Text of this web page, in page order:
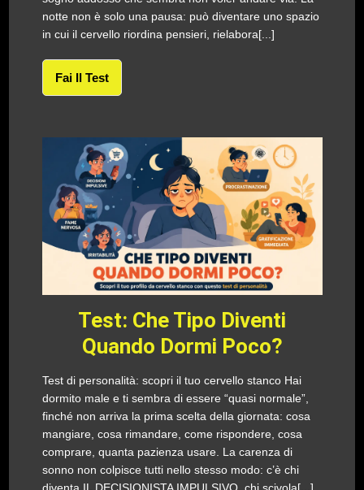
notte non è solo una pausa: può diventare uno spazio
in cui il cervello riordina pensieri, rielabora[...]
Fai Il Test
Test: Che Tipo Diventi
Quando Dormi Poco?
Test di personalità: scopri il tuo cervello stanco Hai
dormito male e ti sembra di essere “quasi normale”,
finché non arriva la prima scelta della giornata: cosa
mangiare, cosa rimandare, come rispondere, cosa
comprare, quanta pazienza usare. La carenza di
sonno non colpisce tutti nello stesso modo: c’è chi